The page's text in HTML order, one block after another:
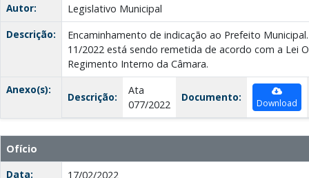
Autor:
Legislativo Municipal
Descrição:
Encaminhamento de indicação ao Prefeito
11/2022 está sendo remetida de acordo com a Lei
Regimento Interno da Câmara.
Anexo(s):
Descrição:
Ata
077/2022
Documento: Download
Ofício
Data:
17/02/2022